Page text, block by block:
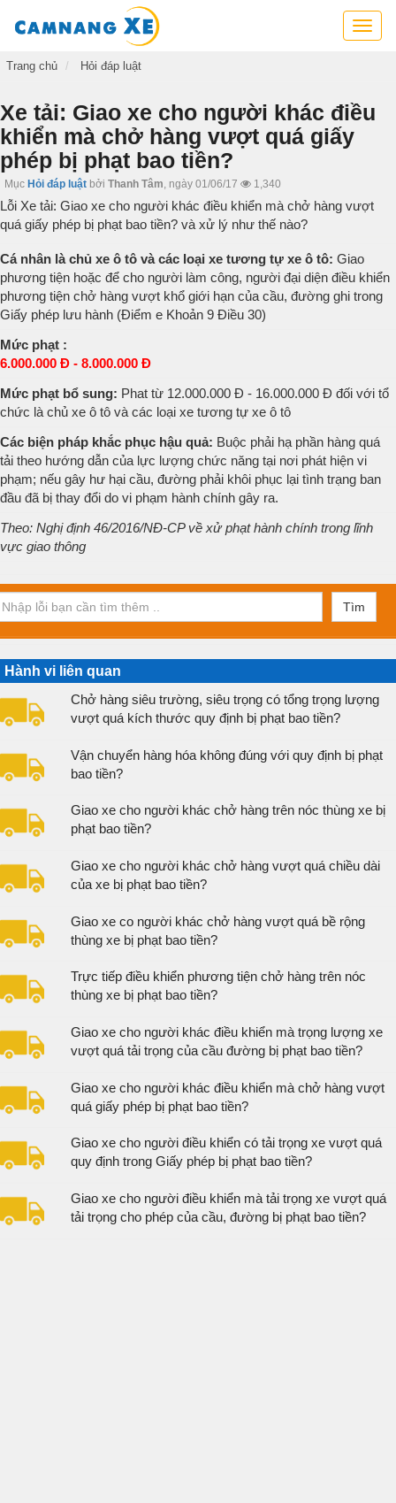
Cẩm
thông
lái
Trang chủ Hỏi đáp luật
Xe tải: Giao xe cho người khác điều
khiển mà chở hàng vượt quá giấy
phép bị phạt bao tiền?
Mục Hỏi đáp luật bởi Thanh Tâm, ngày 01/06/17 1,340
Lỗi Xe tải: Giao xe cho người khác điều khiển mà chở hàng vượt
quá giấy phép bị phạt bao tiền? và xử lý như thế nào?
Cá nhân là chủ xe ô tô và các loại xe tương tự xe ô tô: Giao
phương tiện hoặc để cho người làm công, người đại diện điều khiển
phương tiện chở hàng vượt khổ giới hạn của cầu, đường ghi trong
Giấy phép lưu hành (Điểm e Khoản 9 Điều 30)
Mức phạt :
6.000.000 Đ - 8.000.000 Đ
Mức phạt bổ sung: Phat từ 12.000.000 Đ - 16.000.000 Đ đối với tổ
chức là chủ xe ô tô và các loại xe tương tự xe ô tô
Các biện pháp khắc phục hậu quả: Buộc phải hạ phần hàng quá
tải theo hướng dẫn của lực lượng chức năng tại nơi phát hiện vi
phạm; nếu gây hư hại cầu, đường phải khôi phục lại tình trạng ban
đầu đã bị thay đổi do vi phạm hành chính gây ra.
Theo: Nghị định 46/2016/NĐ-CP về xử phạt hành chính trong lĩnh
vực giao thông
Tìm
Hành vi liên quan
Chở hàng siêu trường, siêu trọng có tổng trọng lượng
vượt quá kích thước quy định bị phạt bao tiền?
Vận chuyển hàng hóa không đúng với quy định bị phạt
bao tiền?
Giao xe cho người khác chở hàng trên nóc thùng xe bị
phạt bao tiền?
Giao xe cho người khác chở hàng vượt quá chiều dài
của xe bị phạt bao tiền?
Giao xe co người khác chở hàng vượt quá bề rộng
thùng xe bị phạt bao tiền?
Trực tiếp điều khiển phương tiện chở hàng trên nóc
thùng xe bị phạt bao tiền?
Giao xe cho người khác điều khiển mà trọng lượng xe
vượt quá tải trọng của cầu đường bị phạt bao tiền?
Giao xe cho người khác điều khiển mà chở hàng vượt
quá giấy phép bị phạt bao tiền?
Giao xe cho người điều khiển có tải trọng xe vượt quá
quy định trong Giấy phép bị phạt bao tiền?
Giao xe cho người điều khiển mà tải trọng xe vượt quá
tải trọng cho phép của cầu, đường bị phạt bao tiền?